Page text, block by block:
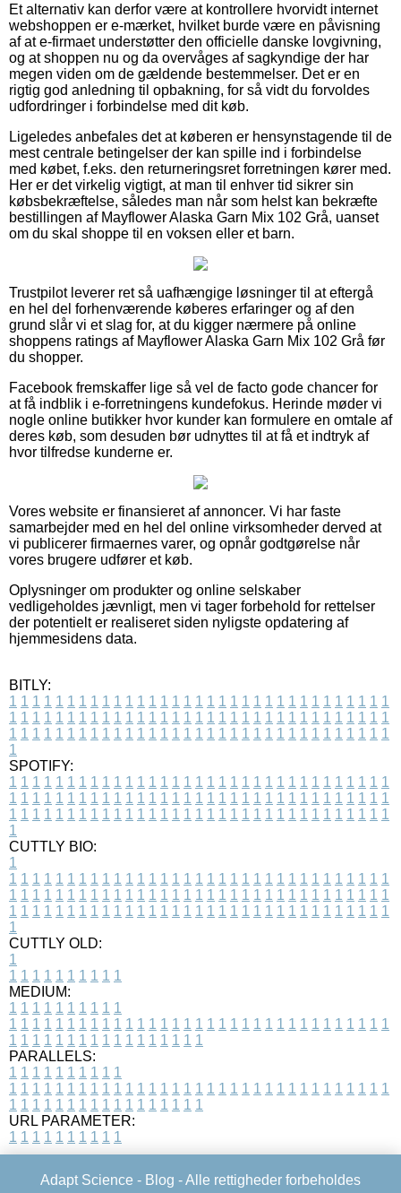
Et alternativ kan derfor være at kontrollere hvorvidt internet
webshoppen er e-mærket, hvilket burde være en påvisning
af at e-firmaet understøtter den officielle danske lovgivning,
og at shoppen nu og da overvåges af sagkyndige der har
megen viden om de gældende bestemmelser. Det er en
rigtig god anledning til opbakning, for så vidt du forvoldes
udfordringer i forbindelse med dit køb.
Ligeledes anbefales det at køberen er hensynstagende til de
mest centrale betingelser der kan spille ind i forbindelse
med købet, f.eks. den returneringsret forretningen kører med.
Her er det virkelig vigtigt, at man til enhver tid sikrer sin
købsbekræftelse, således man når som helst kan bekræfte
bestillingen af Mayflower Alaska Garn Mix 102 Grå, uanset
om du skal shoppe til en voksen eller et barn.
Trustpilot leverer ret så uafhængige løsninger til at eftergå
en hel del forhenværende køberes erfaringer og af den
grund slår vi et slag for, at du kigger nærmere på online
shoppens ratings af Mayflower Alaska Garn Mix 102 Grå før
du shopper.
Facebook fremskaffer lige så vel de facto gode chancer for
at få indblik i e-forretningens kundefokus. Herinde møder vi
nogle online butikker hvor kunder kan formulere en omtale af
deres køb, som desuden bør udnyttes til at få et indtryk af
hvor tilfredse kunderne er.
Vores website er finansieret af annoncer. Vi har faste
samarbejder med en hel del online virksomheder derved at
vi publicerer firmaernes varer, og opnår godtgørelse når
vores brugere udfører et køb.
Oplysninger om produkter og online selskaber
vedligeholdes jævnligt, men vi tager forbehold for rettelser
der potentielt er realiseret siden nyligste opdatering af
hjemmesidens data.
BITLY:
1 1 1 1 1 1 1 1 1 1 1 1 1 1 1 1 1 1 1 1 1 1 1 1 1 1 1 1 1 1 1 1 1
1 1 1 1 1 1 1 1 1 1 1 1 1 1 1 1 1 1 1 1 1 1 1 1 1 1 1 1 1 1 1 1 1
1 1 1 1 1 1 1 1 1 1 1 1 1 1 1 1 1 1 1 1 1 1 1 1 1 1 1 1 1 1 1 1 1
1
SPOTIFY:
1 1 1 1 1 1 1 1 1 1 1 1 1 1 1 1 1 1 1 1 1 1 1 1 1 1 1 1 1 1 1 1 1
1 1 1 1 1 1 1 1 1 1 1 1 1 1 1 1 1 1 1 1 1 1 1 1 1 1 1 1 1 1 1 1 1
1 1 1 1 1 1 1 1 1 1 1 1 1 1 1 1 1 1 1 1 1 1 1 1 1 1 1 1 1 1 1 1 1
1
CUTTLY BIO:
1
1 1 1 1 1 1 1 1 1 1 1 1 1 1 1 1 1 1 1 1 1 1 1 1 1 1 1 1 1 1 1 1 1
1 1 1 1 1 1 1 1 1 1 1 1 1 1 1 1 1 1 1 1 1 1 1 1 1 1 1 1 1 1 1 1 1
1 1 1 1 1 1 1 1 1 1 1 1 1 1 1 1 1 1 1 1 1 1 1 1 1 1 1 1 1 1 1 1 1
1
CUTTLY OLD:
1
1 1 1 1 1 1 1 1 1 1
MEDIUM:
1 1 1 1 1 1 1 1 1 1
1 1 1 1 1 1 1 1 1 1 1 1 1 1 1 1 1 1 1 1 1 1 1 1 1 1 1 1 1 1 1 1 1
1 1 1 1 1 1 1 1 1 1 1 1 1 1 1 1 1
PARALLELS:
1 1 1 1 1 1 1 1 1 1
1 1 1 1 1 1 1 1 1 1 1 1 1 1 1 1 1 1 1 1 1 1 1 1 1 1 1 1 1 1 1 1 1
1 1 1 1 1 1 1 1 1 1 1 1 1 1 1 1 1
URL PARAMETER:
1 1 1 1 1 1 1 1 1 1
Adapt Science - Blog - Alle rettigheder forbeholdes